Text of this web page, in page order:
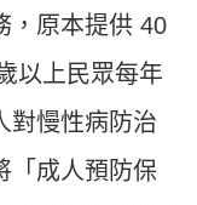
，原本提供 40
以上民眾每年
對慢性病防治
「成人預防保